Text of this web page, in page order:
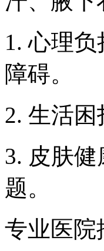
1. 心理
障碍。
2. 生活
3. 皮肤
题。
专业医院